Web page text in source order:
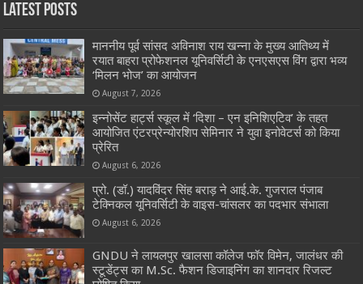
Latest Posts
माननीय पूर्व सांसद अविनाश राय खन्ना के मुख्य आतिथ्य में
रयात बाहरा प्रोफेशनल यूनिवर्सिटी के एनएसएस विंग द्वारा भव्य
‘मिलन भोज’ का आयोजन
August 7, 2026
इन्नोसेंट हार्ट्स स्कूल में ‘दिशा – एन इनिशिएटिव’ के तहत
आयोजित एंटरप्रेन्योरशिप सेमिनार ने युवा इनोवेटर्स को किया
प्रेरित
August 6, 2026
प्रो. (डॉ.) यादविंदर सिंह बराड़ ने आई.के. गुजराल पंजाब
टेक्निकल यूनिवर्सिटी के वाइस-चांसलर का पदभार संभाला
August 6, 2026
GNDU ने लायलपुर खालसा कॉलेज फॉर विमेन, जालंधर की
स्टूडेंट्स का M.Sc. फैशन डिजाइनिंग का शानदार रिजल्ट